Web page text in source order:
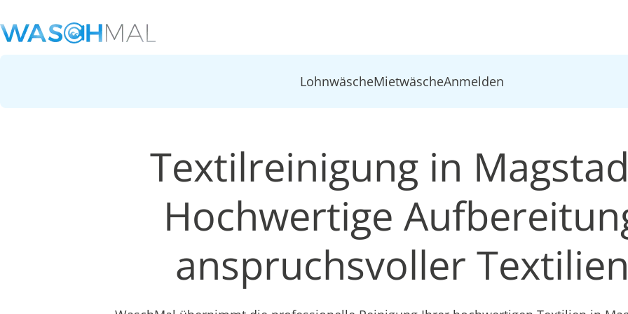
LohnwäscheMietwäscheAnmelden
Textilreinigung in
Hochwertige
anspruchsvoller Textilien